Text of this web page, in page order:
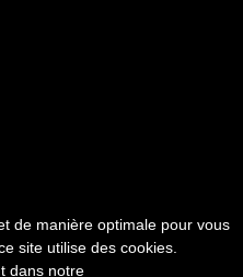
de manière optimale pour vous
site utilise des cookies.
dans notre